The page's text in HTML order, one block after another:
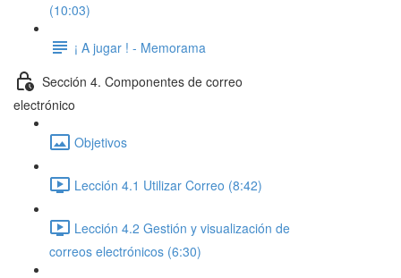
(10:03)
¡ A jugar ! - Memorama
Sección 4. Componentes de correo
electrónico
Objetivos
Lección 4.1 Utilizar Correo (8:42)
Lección 4.2 Gestión y visualización de
correos electrónicos (6:30)